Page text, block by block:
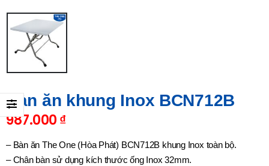
Bàn ăn khung Inox BCN712B
987.000₫
– Bàn ăn The One (Hòa Phát) BCN712B khung Inox toàn bộ.
– Chân bàn sử dụng kích thước ống Inox 32mm.